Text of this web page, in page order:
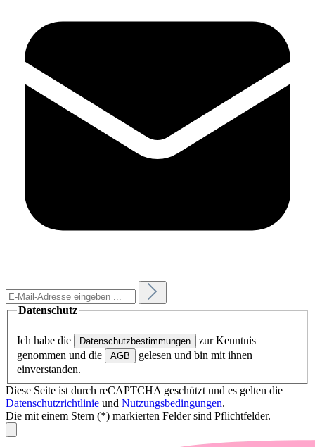
Datenschutz
Ich habe die Datenschutzbestimmungen
zur Kenntnis
genommen und die
AGB
gelesen und bin mit ihnen
einverstanden.
Diese Seite ist durch reCAPTCHA geschützt und es gelten die
Datenschutzrichtlinie und Nutzungsbedingungen.
Die mit einem Stern (*) markierten Felder sind Pflichtfelder.